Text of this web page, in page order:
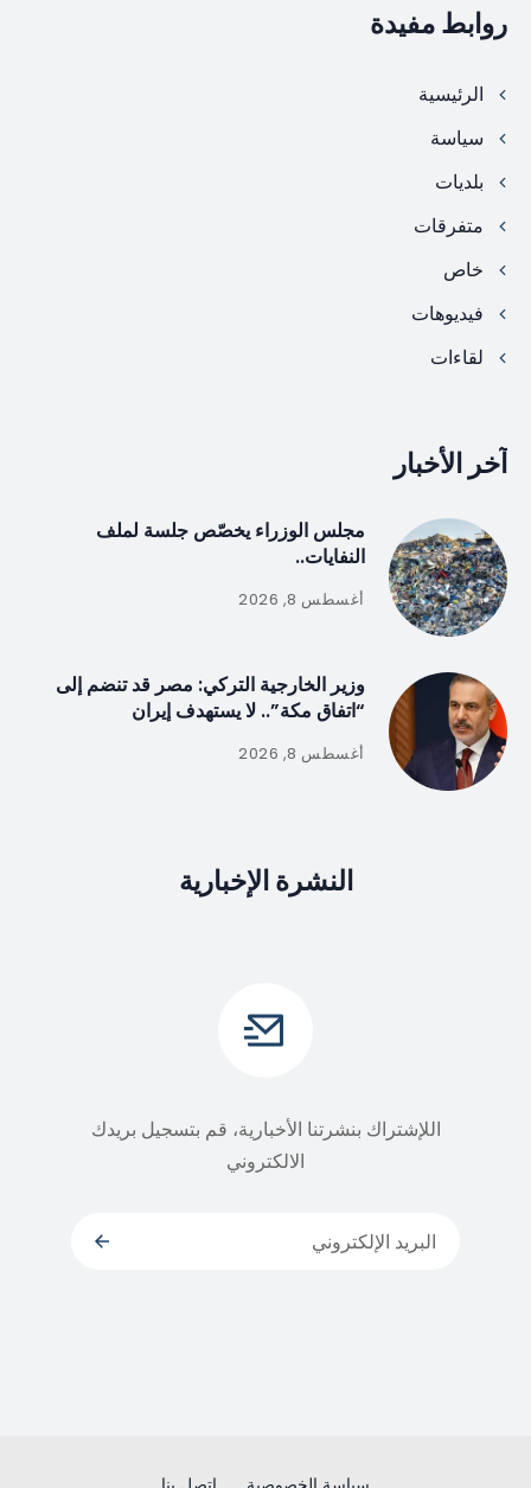
روابط مفيدة
الرئيسية
سياسة
بلديات
متفرقات
خاص
فيديوهات
لقاءات
آخر الأخبار
مجلس الوزراء يخصّص جلسة لملف
النفايات..
أغسطس 8, 2026
وزير الخارجية التركي: مصر قد تنضم إلى
“اتفاق مكة”.. لا يستهدف إيران
أغسطس 8, 2026
النشرة الإخبارية
اللإشتراك بنشرتنا الأخبارية، قم بتسجيل بريدك
الالكتروني